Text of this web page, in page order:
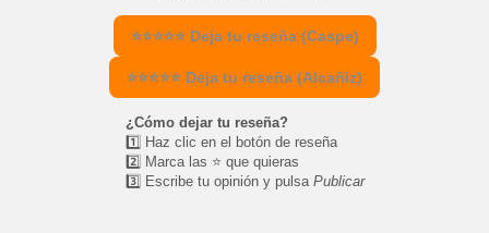
⭐⭐⭐⭐⭐ Deja tu reseña (Caspe)
⭐⭐⭐⭐⭐ Deja tu reseña (Alcañiz)
¿Cómo dejar tu reseña?
1️⃣ Haz clic en el botón de reseña
2️⃣ Marca las ⭐ que quieras
3️⃣ Escribe tu opinión y pulsa Publicar